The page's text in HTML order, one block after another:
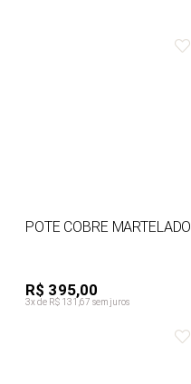
POTE COBRE MARTELADO
R$ 395,00
3x de R$ 131,67 sem juros